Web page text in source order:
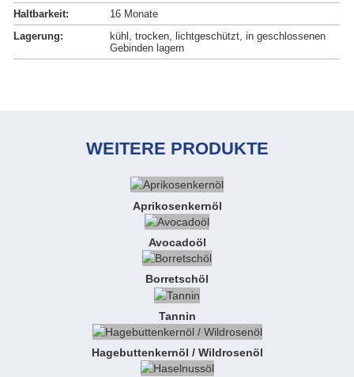
Haltbarkeit:
16 Monate
Lagerung:
kühl, trocken, lichtgeschützt, in geschlossenen
Gebinden lagern
WEITERE PRODUKTE
Aprikosenkernöl
Avocadoöl
Borretschöl
Tannin
Hagebuttenkernöl / Wildrosenöl